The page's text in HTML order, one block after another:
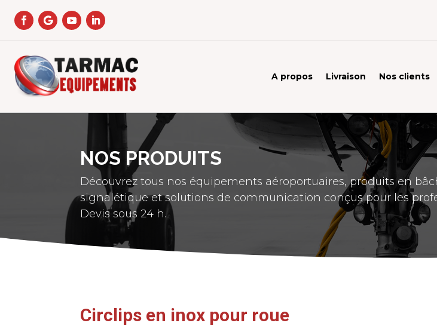
A propos Livraison Nos clients
NOS PRODUITS
Découvrez tous nos équipements aéroportuaires, produits en
signalétique et solutions de communication conçus pour les
Devis sous 24 h.
Circlips en inox pour roue